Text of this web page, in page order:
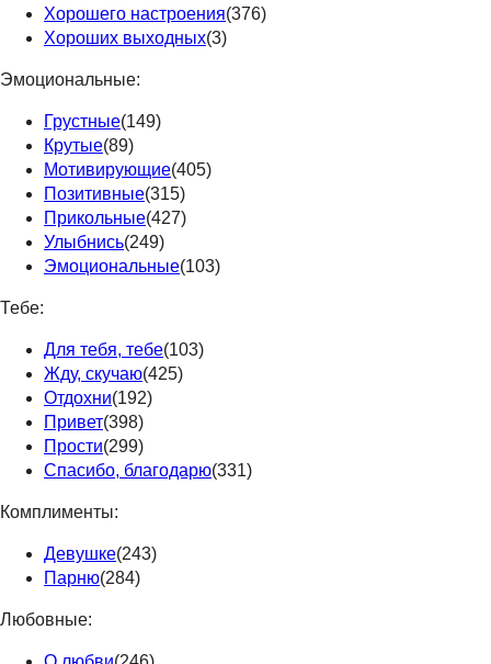
Хорошего настроения(376)
Хороших выходных(3)
Эмоциональные:
Грустные(149)
Крутые(89)
Мотивирующие(405)
Позитивные(315)
Прикольные(427)
Улыбнись(249)
Эмоциональные(103)
Тебе:
Для тебя, тебе(103)
Жду, скучаю(425)
Отдохни(192)
Привет(398)
Прости(299)
Спасибо, благодарю(331)
Комплименты:
Девушке(243)
Парню(284)
Любовные: